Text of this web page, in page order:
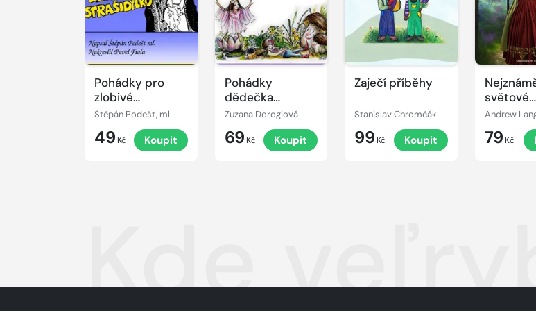
Pohádky pro
zlobivé
strašidýlko
Štěpán Podešt, ml.
49 Kč Koupit
Pohádky
dědečka
Lampáře
Zuzana Dorogiová
69 Kč Koupit
Zaječí příběhy
Stanislav Chromčák
99 Kč Koupit
světové
pohádky
Andrew
79 Kč
Kde